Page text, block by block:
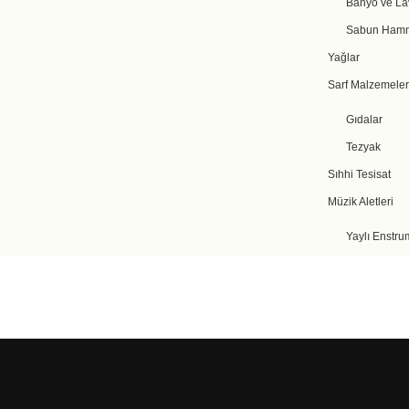
Banyo ve
Sabun
Yağlar
Sarf
Gıdalar
Tezyak
Sıhhi Tesisat
Müzik Aletleri
Yaylı